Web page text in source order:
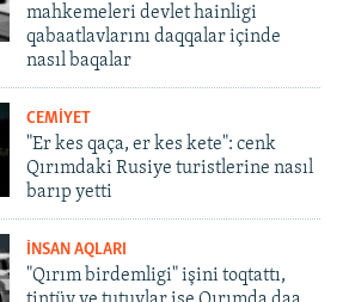
mahkemeleri devlet hainligi
qabaatlavlarını daqqalar içinde
nasıl baqalar
CEMİYET
"Er kes qaça, er kes kete": cenk
Qırımdaki Rusiye turistlerine nasıl
barıp yetti
İNSAN AQLARI
"Qırım birdemligi" işini toqtattı,